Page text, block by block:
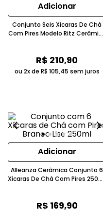
Adicionar
Conjunto Seis Xícaras De Chá
Com Pires Modelo Ritz Cerâmica
R$ 210,90
ou 2x de R$ 105,45 sem juros
Adicionar
Alleanza Cerâmica Conjunto 6
Xícaras De Chá Com Pires 250ml
R$ 169,90